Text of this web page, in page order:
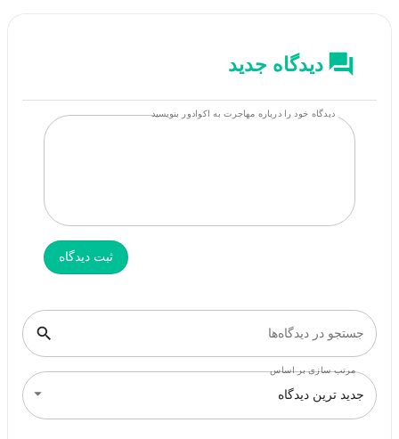
دیدگاه جدید
دیدگاه خود را درباره مهاجرت به اکوادور بنویسید
ثبت دیدگاه
جستجو در دیدگاه‌ها
مرتب سازی بر اساس
جدید ترین دیدگاه